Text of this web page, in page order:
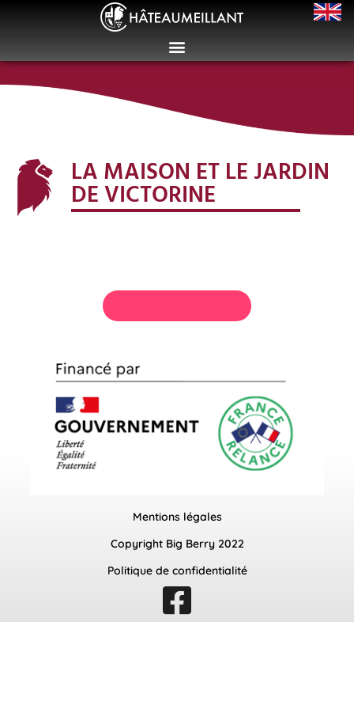
LA MAISON ET LE JARDIN
DE VICTORINE
Mentions légales
Copyright Big Berry 2022
Politique de confidentialité